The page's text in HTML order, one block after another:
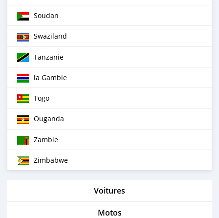
Soudan
Swaziland
Tanzanie
la Gambie
Togo
Ouganda
Zambie
Zimbabwe
Voitures
Motos